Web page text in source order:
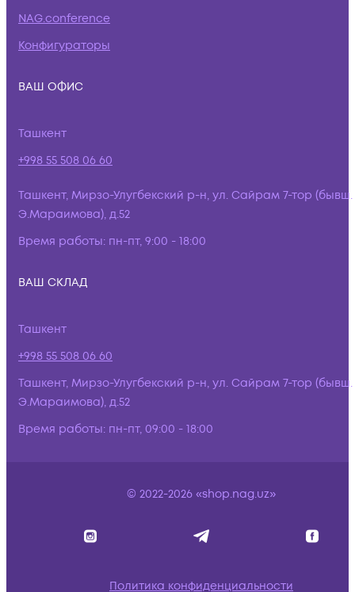
NAG.conference
Конфигураторы
ВАШ ОФИС
Ташкент
+998 55 508 06 60
Ташкент, Мирзо-Улугбекский р-н, ул. Сайрам 7-тор (бывш.
Э.Мараимова), д.52
Время работы: пн-пт, 9:00 - 18:00
ВАШ СКЛАД
Ташкент
+998 55 508 06 60
Ташкент, Мирзо-Улугбекский р-н, ул. Сайрам 7-тор (бывш.
Э.Мараимова), д.52
Время работы: пн-пт, 09:00 - 18:00
© 2022-2026 «shop.nag.uz»
Политика конфиденциальности